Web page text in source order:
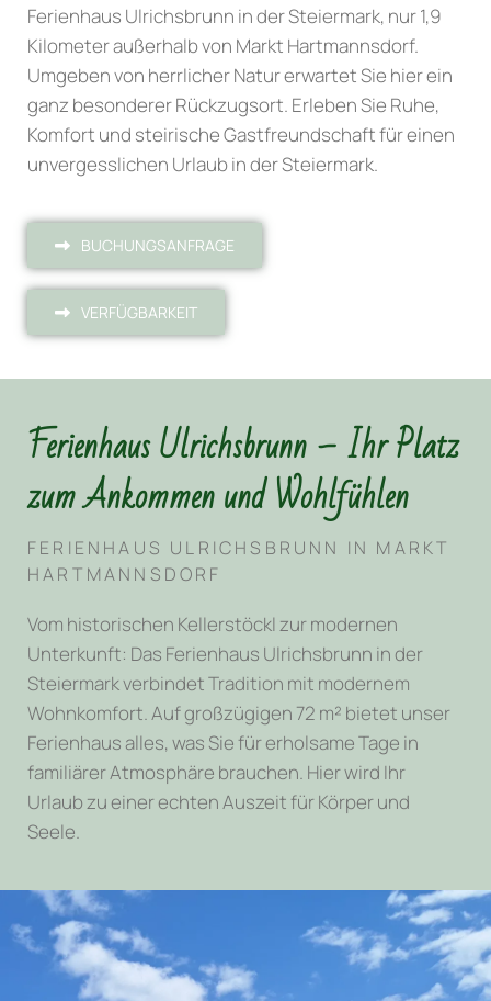
Ferienhaus Ulrichsbrunn in der Steiermark, nur 1,9
Kilometer außerhalb von Markt Hartmannsdorf.
Umgeben von herrlicher Natur erwartet Sie hier ein
ganz besonderer Rückzugsort. Erleben Sie Ruhe,
Komfort und steirische Gastfreundschaft für einen
unvergesslichen Urlaub in der Steiermark.
BUCHUNGSANFRAGE
VERFÜGBARKEIT
Ferienhaus Ulrichsbrunn – Ihr Platz
zum Ankommen und Wohlfühlen
FERIENHAUS ULRICHSBRUNN IN MARKT
HARTMANNSDORF
Vom historischen Kellerstöckl zur modernen
Unterkunft: Das Ferienhaus Ulrichsbrunn in der
Steiermark verbindet Tradition mit modernem
Wohnkomfort. Auf großzügigen 72 m² bietet unser
Ferienhaus alles, was Sie für erholsame Tage in
familiärer Atmosphäre brauchen. Hier wird Ihr
Urlaub zu einer echten Auszeit für Körper und
Seele.